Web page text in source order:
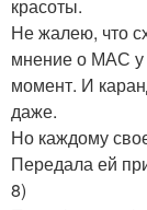
красоты.
Не жалею, что
мнение о МАС
момент. И
даже.
Но каждому
Передала ей
8)